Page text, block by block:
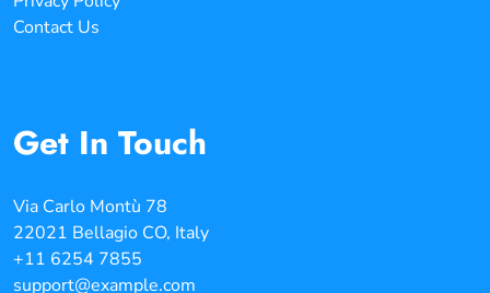
Contact Us
Get In Touch
Via Carlo Montù 78
22021 Bellagio CO, Italy
+11 6254 7855
support@example.com